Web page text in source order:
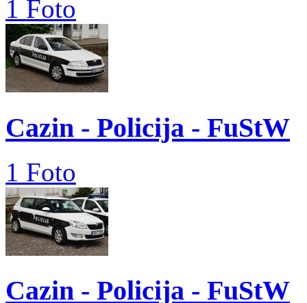
1 Foto
Cazin - Policija - FuStW
1 Foto
Cazin - Policija - FuStW